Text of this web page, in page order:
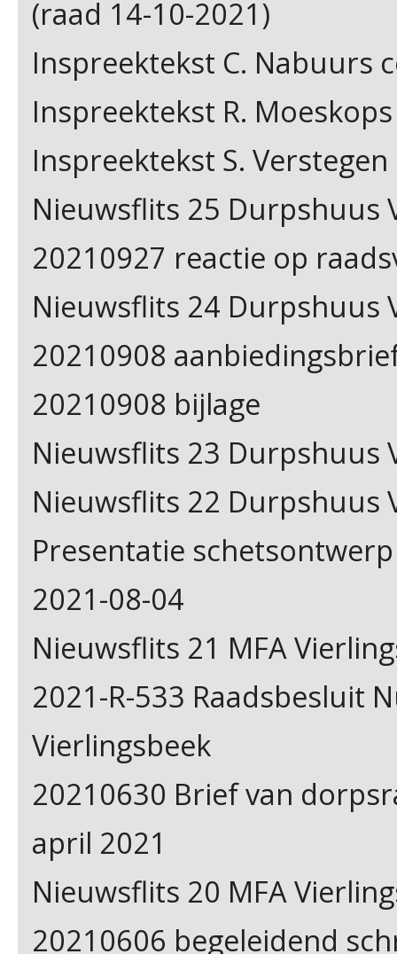
(raad 14-10-2021)
Inspreektekst C. Nabuurs
Inspreektekst R.
Inspreektekst S.
Nieuwsflits 25 Durpshuus
20210927 reactie op
Nieuwsflits 24 Durpshuus
20210908
20210908 bijlage
Nieuwsflits 23 Durpshuus
Nieuwsflits 22 Durpshuus
Presentatie
2021-08-04
Nieuwsflits 21 MFA
2021-R-533 Raadsbesluit
Vierlingsbeek
20210630 Brief van
april 2021
Nieuwsflits 20 MFA
20210606 begeleidend